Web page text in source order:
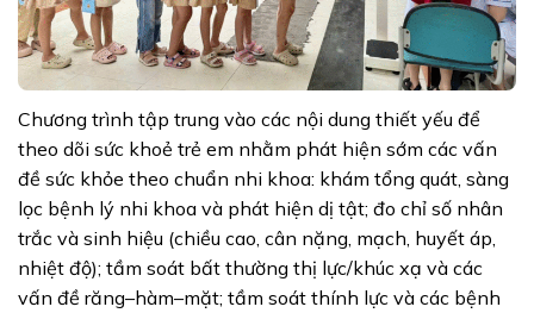
Chương trình tập trung vào các nội dung thiết yếu để
theo dõi sức khoẻ trẻ em nhằm phát hiện sớm các vấn
đề sức khỏe theo chuẩn nhi khoa: khám tổng quát, sàng
lọc bệnh lý nhi khoa và phát hiện dị tật; đo chỉ số nhân
trắc và sinh hiệu (chiều cao, cân nặng, mạch, huyết áp,
nhiệt độ); tầm soát bất thường thị lực/khúc xạ và các
vấn đề răng–hàm–mặt; tầm soát thính lực và các bệnh